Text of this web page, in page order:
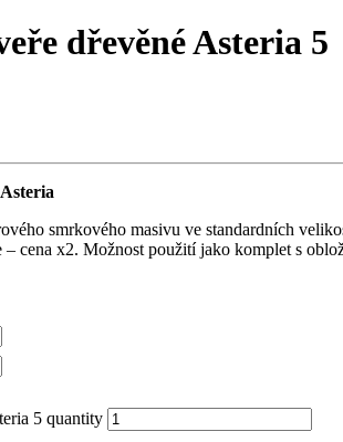
dřevěné Asteria 5
smrkového masivu ve standardních
cena x2. Možnost použití jako komplet s
5 quantity